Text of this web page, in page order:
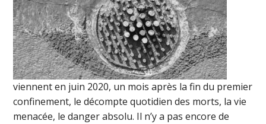
viennent en juin 2020, un mois après la fin du premier
confinement, le décompte quotidien des morts, la vie
menacée, le danger absolu. Il n’y a pas encore de